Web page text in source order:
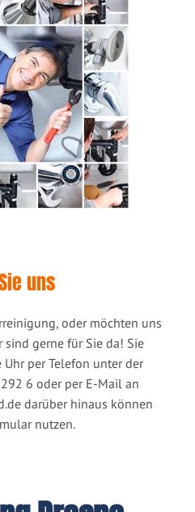
uns
oder möchten uns
gerne für Sie da! Sie
per Telefon unter der
6 oder per E-Mail an
darüber hinaus können
nutzen.